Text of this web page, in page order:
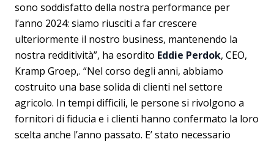
sono soddisfatto della nostra performance per
l’anno 2024: siamo riusciti a far crescere
ulteriormente il nostro business, mantenendo la
nostra redditività”, ha esordito Eddie Perdok, CEO,
Kramp Groep,. “Nel corso degli anni, abbiamo
costruito una base solida di clienti nel settore
agricolo. In tempi difficili, le persone si rivolgono a
fornitori di fiducia e i clienti hanno confermato la loro
scelta anche l’anno passato. E’ stato necessario